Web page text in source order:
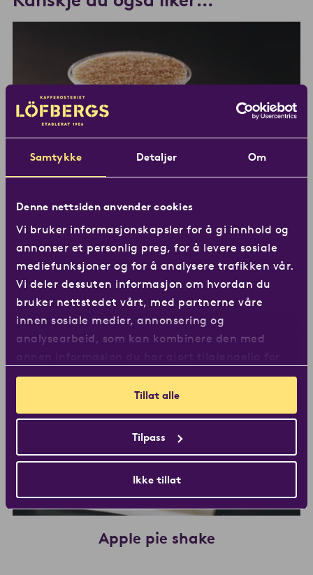
Samtykke Detaljer Om
Denne nettsiden anvender cookies
Vi bruker informasjonskapsler for å gi innhold og
annonser et personlig preg, for å levere sosiale
mediefunksjoner og for å analysere trafikken vår.
Vi deler dessuten informasjon om hvordan du
bruker nettstedet vårt, med partnerne våre
innen sosiale medier, annonsering og
analysearbeid, som kan kombinere den med
dem, eller som de har samlet inn gjennom din
bruk av tjenestene deres.
Tillat alle
Tilpass
Ikke tillat
Choco ICE
Apple pie shake